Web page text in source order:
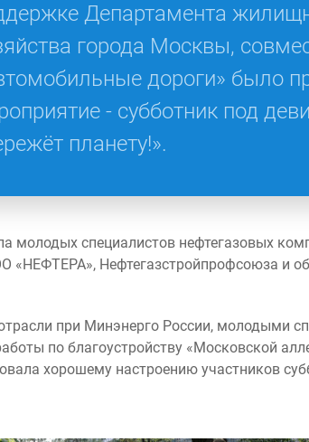
Департамента
города Москвы,
дороги» было
- субботник под
планету!».
молодых специалистов нефтегазовых
Нефтегазстройпрофсоюза и
при Минэнерго России, молодыми
по благоустройству «Московской
хорошему настроению участников